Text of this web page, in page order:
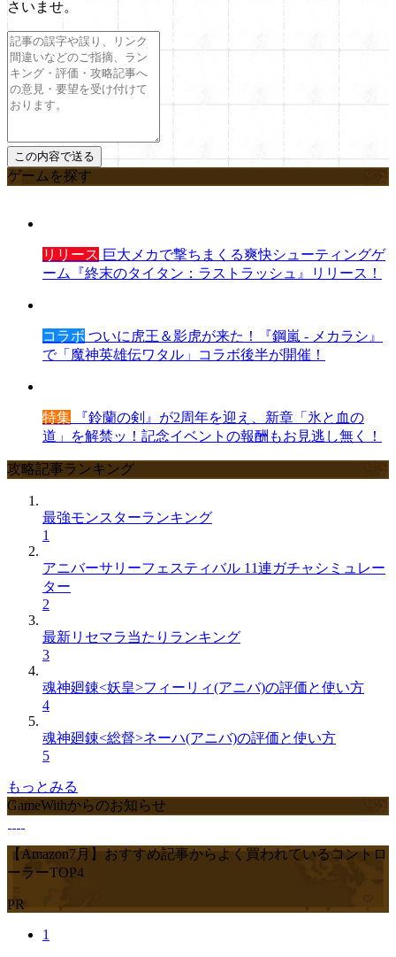
さいませ。
ゲームを探す
リリース 巨大メカで撃ちまくる爽快シューティングゲ
ーム『終末のタイタン：ラストラッシュ』リリース！
コラボ ついに虎王＆影虎が来た！『鋼嵐 - メカラシ』
で「魔神英雄伝ワタル」コラボ後半が開催！
特集 『鈴蘭の剣』が2周年を迎え、新章「氷と血の
道」を解禁ッ！記念イベントの報酬もお見逃し無く！
攻略記事ランキング
最強モンスターランキング
1
アニバーサリーフェスティバル 11連ガチャシミュレー
ター
2
最新リセマラ当たりランキング
3
魂神廻錬<妖皇>フィーリィ(アニバ)の評価と使い方
4
魂神廻錬<総督>ネーハ(アニバ)の評価と使い方
5
もっとみる
GameWithからのお知らせ
【Amazon7月】おすすめ記事からよく買われているコントロ
ーラーTOP4
PR
1